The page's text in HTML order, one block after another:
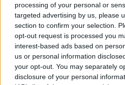
processing of your personal or
targeted advertising by us, please
section to confirm your selection.
opt-out request is processed you
interest-based ads based on
us or personal information
your opt-out. You may separately
disclosure of your personal
Υπήρξε διεθνής με όλες τις
ομάδες της Πολωνίας και
βασικό στέλεχος της
οποία μετρά έως σήμερα
γκολ) όντας ο αρχηγός της.
την Πολωνία στην τελική